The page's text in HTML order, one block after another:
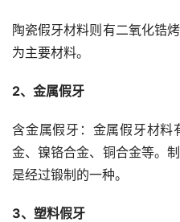
陶瓷假牙材料则有二氧化锆
为主要材料。
2、金属假牙
含金属假牙：金属假牙材料
金、镍铬合金、铜合金等。
是经过锻制的一种。
3、塑料假牙